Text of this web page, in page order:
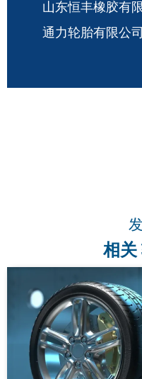
山东恒丰橡胶有
通力轮胎有限公司
相关